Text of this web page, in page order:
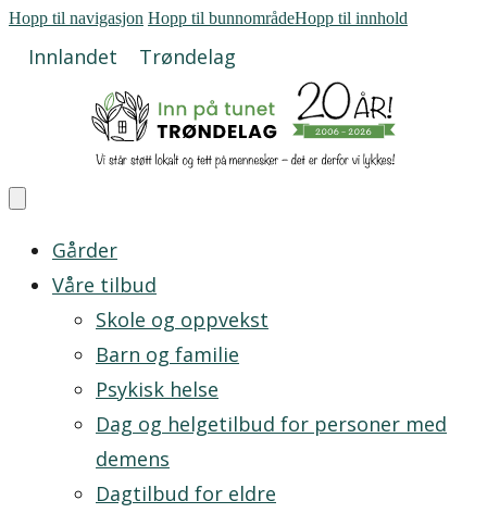
Hopp til navigasjon Hopp til bunnområdeHopp til innhold
Innlandet Trøndelag
Gårder
Våre tilbud
Skole og oppvekst
Barn og familie
Psykisk helse
Dag og helgetilbud for personer med
demens
Dagtilbud for eldre